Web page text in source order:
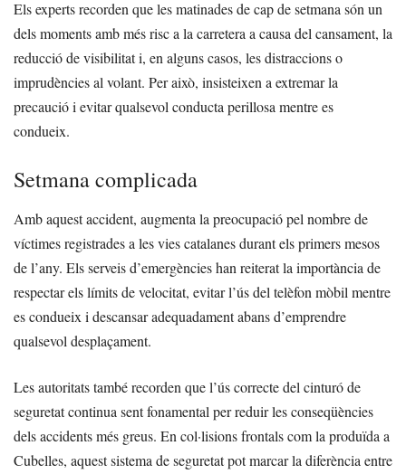
Els experts recorden que les matinades de cap de setmana són un
dels moments amb més risc a la carretera a causa del cansament, la
reducció de visibilitat i, en alguns casos, les distraccions o
imprudències al volant. Per això, insisteixen a extremar la
precaució i evitar qualsevol conducta perillosa mentre es
condueix.
Setmana complicada
Amb aquest accident, augmenta la preocupació pel nombre de
víctimes registrades a les vies catalanes durant els primers mesos
de l’any. Els serveis d’emergències han reiterat la importància de
respectar els límits de velocitat, evitar l’ús del telèfon mòbil mentre
es condueix i descansar adequadament abans d’emprendre
qualsevol desplaçament.
Les autoritats també recorden que l’ús correcte del cinturó de
seguretat continua sent fonamental per reduir les conseqüències
dels accidents més greus. En col·lisions frontals com la produïda a
Cubelles, aquest sistema de seguretat pot marcar la diferència entre